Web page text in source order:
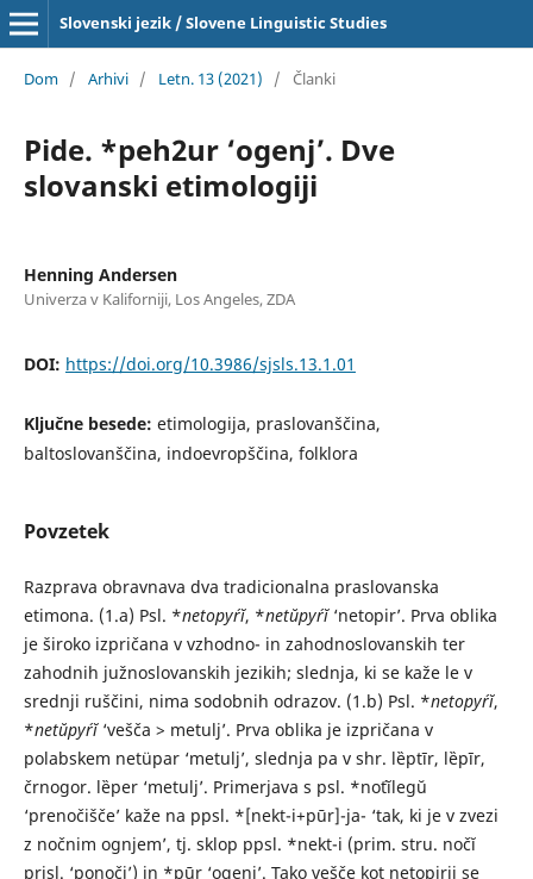
Slovenski jezik / Slovene Linguistic Studies
Dom / Arhivi / Letn. 13 (2021) / Članki
Pide. *peh2ur ‘ogenj’. Dve
slovanski etimologiji
Henning Andersen
Univerza v Kaliforniji, Los Angeles, ZDA
DOI: https://doi.org/10.3986/sjsls.13.1.01
Ključne besede: etimologija, praslovanščina,
baltoslovanščina, indoevropščina, folklora
Povzetek
Razprava obravnava dva tradicionalna praslovanska
etimona. (1.a) Psl. *netopyŕĭ, *netŭpyŕĭ ‘netopir’. Prva oblika
je široko izpričana v vzhodno- in zahodnoslovanskih ter
zahodnih južnoslovanskih jezikih; slednja, ki se kaže le v
srednji ruščini, nima sodobnih odrazov. (1.b) Psl. *netopyŕĭ,
*netŭpyŕĭ ‘vešča > metulj’. Prva oblika je izpričana v
polabskem netüpar ‘metulj’, slednja pa v shr. lȅptīr, lȅpīr,
črnogor. lȅper ‘metulj’. Primerjava s psl. *noťĭlegŭ
‘prenočišče’ kaže na ppsl. *[nekt-i+pūr]-ja- ‘tak, ki je v zvezi
z nočnim ognjem’, tj. sklop ppsl. *nekt-i (prim. stru. nočĭ
prisl. ‘ponoči’) in *pūr ‘ogenj’. Tako vešče kot netopirji se